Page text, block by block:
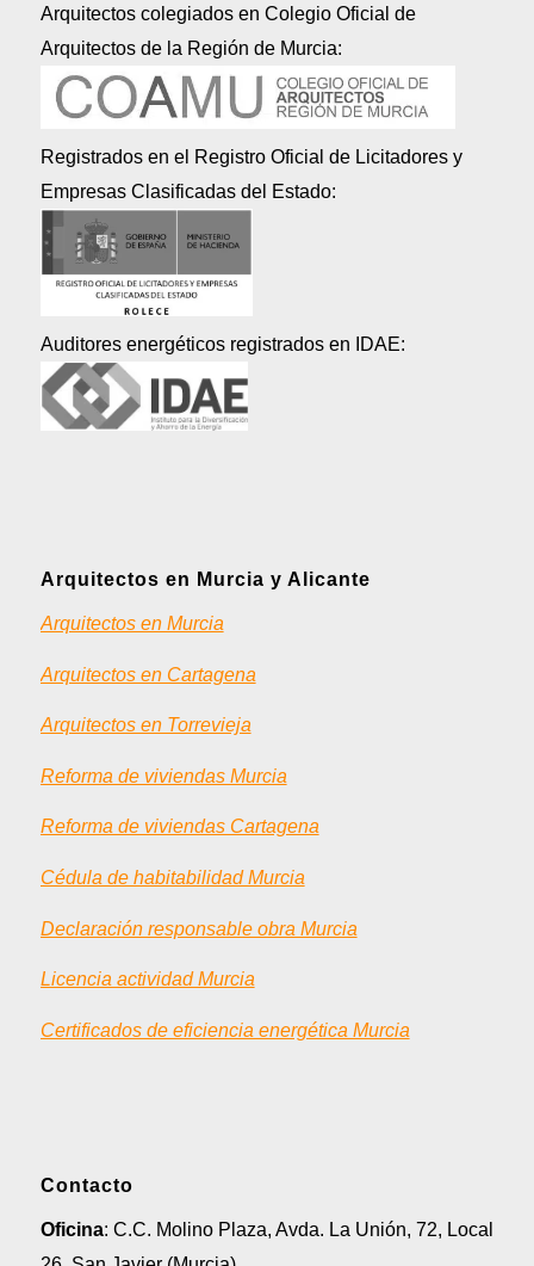
Arquitectos colegiados en Colegio Oficial de
Arquitectos de la Región de Murcia:
Registrados en el Registro Oficial de Licitadores y
Empresas Clasificadas del Estado:
Auditores energéticos registrados en IDAE:
Arquitectos en Murcia y Alicante
Arquitectos en Murcia
Arquitectos en Cartagena
Arquitectos en Torrevieja
Reforma de viviendas Murcia
Reforma de viviendas Cartagena
Cédula de habitabilidad Murcia
Declaración responsable obra Murcia
Licencia actividad Murcia
Certificados de eficiencia energética Murcia
Contacto
Oficina: C.C. Molino Plaza, Avda. La Unión, 72, Local